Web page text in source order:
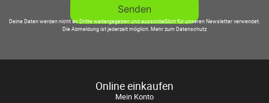
Deine Daten werden nicht an Dritte weitergegeben und ausschließlich für unseren Newsletter verwendet.
Die Abmeldung ist jederzeit möglich.Mehr zum Datenschutz
Online einkaufen
Mein Konto